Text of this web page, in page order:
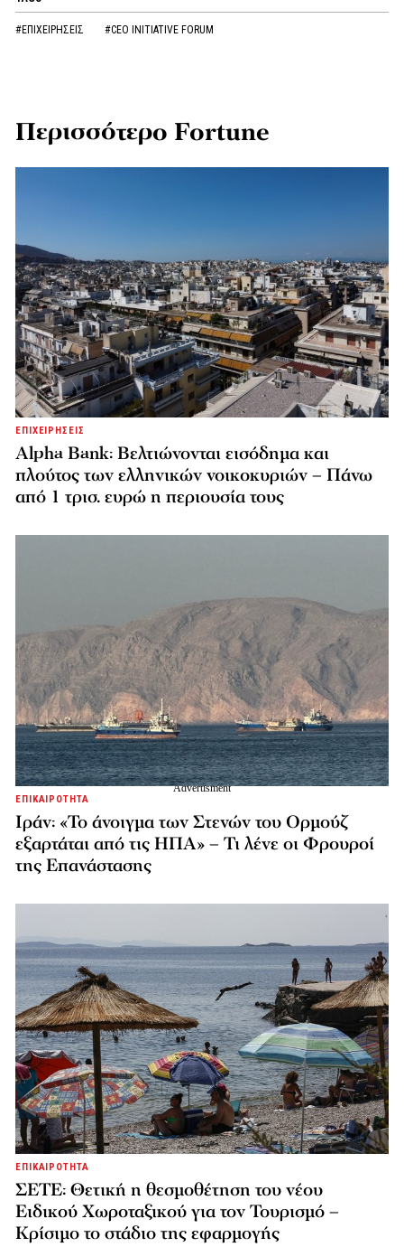
#ΕΠΙΧΕΙΡΗΣΕΙΣ #CEO INITIATIVE FORUM
Περισσότερο Fortune
ΕΠΙΧΕΙΡΗΣΕΙΣ
Alpha Bank: Βελτιώνονται εισόδημα και
πλούτος των ελληνικών νοικοκυριών – Πάνω
από 1 τρισ. ευρώ η περιουσία τους
ΕΠΙΚΑΙΡΟΤΗΤΑ
Ιράν: «Το άνοιγμα των Στενών του Ορμούζ
εξαρτάται από τις ΗΠΑ» – Τι λένε οι Φρουροί
της Επανάστασης
ΕΠΙΚΑΙΡΟΤΗΤΑ
ΣΕΤΕ: Θετική η θεσμοθέτηση του νέου
Ειδικού Χωροταξικού για τον Τουρισμό –
Κρίσιμο το στάδιο της εφαρμογής